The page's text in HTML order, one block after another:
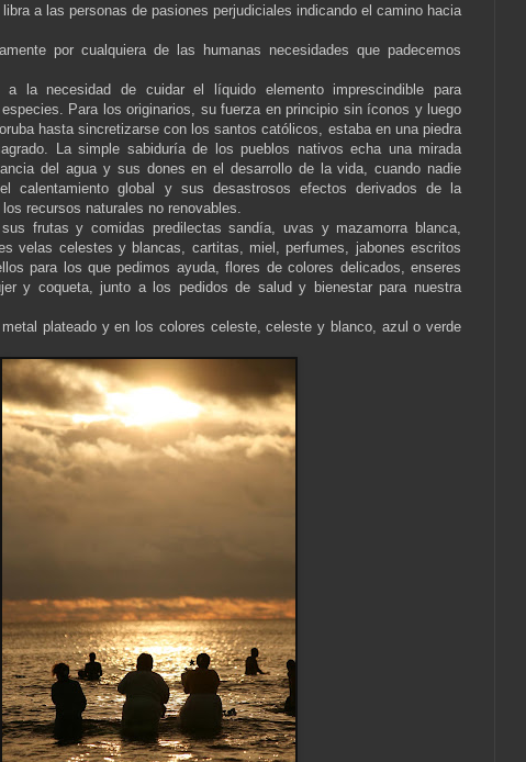
a las personas de pasiones perjudiciales indicando el camino hacia
por cualquiera de las humanas necesidades que padecemos
a la necesidad de cuidar el líquido elemento imprescindible para
Para los originarios, su fuerza en principio sin íconos y luego
hasta sincretizarse con los santos católicos, estaba en una piedra
La simple sabiduría de los pueblos nativos echa una mirada
del agua y sus dones en el desarrollo de la vida, cuando nadie
calentamiento global y sus desastrosos efectos derivados de la
recursos naturales no renovables.
frutas y comidas predilectas ­sandía, uvas y mazamorra blanca,
velas celestes y blancas, cartitas, miel, perfumes, jabones escritos
para los que pedimos ayuda, flores de colores delicados, enseres
y coqueta, junto a los pedidos de salud y bienestar para nuestra
plateado y en los colores celeste, celeste y blanco, azul o verde